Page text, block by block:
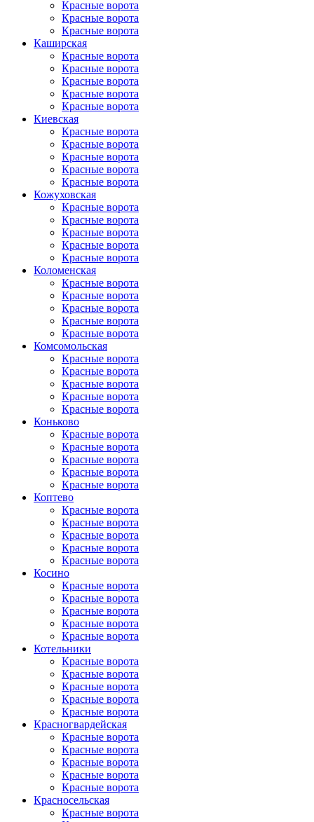
Красные ворота
Красные ворота
Красные ворота
Каширская
Красные ворота
Красные ворота
Красные ворота
Красные ворота
Красные ворота
Киевская
Красные ворота
Красные ворота
Красные ворота
Красные ворота
Красные ворота
Кожуховская
Красные ворота
Красные ворота
Красные ворота
Красные ворота
Красные ворота
Коломенская
Красные ворота
Красные ворота
Красные ворота
Красные ворота
Красные ворота
Комсомольская
Красные ворота
Красные ворота
Красные ворота
Красные ворота
Красные ворота
Коньково
Красные ворота
Красные ворота
Красные ворота
Красные ворота
Красные ворота
Коптево
Красные ворота
Красные ворота
Красные ворота
Красные ворота
Красные ворота
Косино
Красные ворота
Красные ворота
Красные ворота
Красные ворота
Красные ворота
Котельники
Красные ворота
Красные ворота
Красные ворота
Красные ворота
Красные ворота
Красногвар­дейская
Красные ворота
Красные ворота
Красные ворота
Красные ворота
Красные ворота
Красно­сельская
Красные ворота